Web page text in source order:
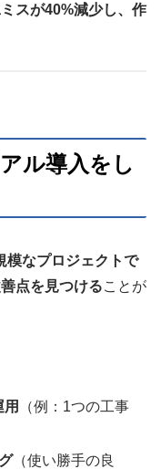
スが40%減少し、作
ル導入をし
模なプロジェクトで
点を見つけることが
（例：1つの工事
（使い勝手の良